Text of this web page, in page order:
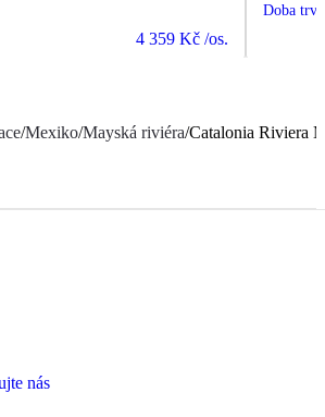
4 359 Kč /os.
Doba
/Mexiko/Mayská riviéra/Catalonia Riviera
nás